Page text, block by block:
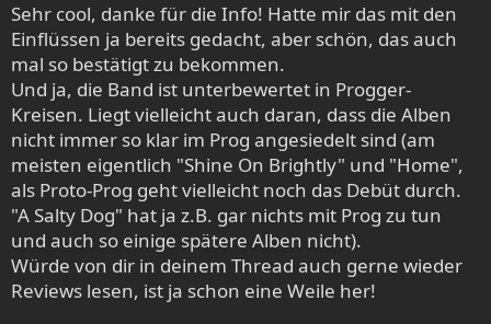
Sehr cool, danke für die Info! Hatte mir das mit den
Einflüssen ja bereits gedacht, aber schön, das auch
mal so bestätigt zu bekommen.
Und ja, die Band ist unterbewertet in Progger-
Kreisen. Liegt vielleicht auch daran, dass die Alben
nicht immer so klar im Prog angesiedelt sind (am
meisten eigentlich "Shine On Brightly" und "Home",
als Proto-Prog geht vielleicht noch das Debüt durch.
"A Salty Dog" hat ja z.B. gar nichts mit Prog zu tun
und auch so einige spätere Alben nicht).
Würde von dir in deinem Thread auch gerne wieder
Reviews lesen, ist ja schon eine Weile her!